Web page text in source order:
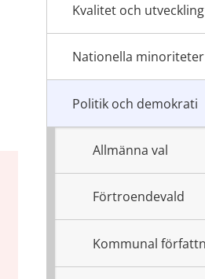
Kvalitet och utveckling
Nationella minoriteter
Politik och demokrati
Allmänna val
Förtroendevald
Kommunal